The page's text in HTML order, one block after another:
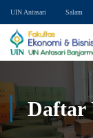
UIN Antasari Salam
Daftar